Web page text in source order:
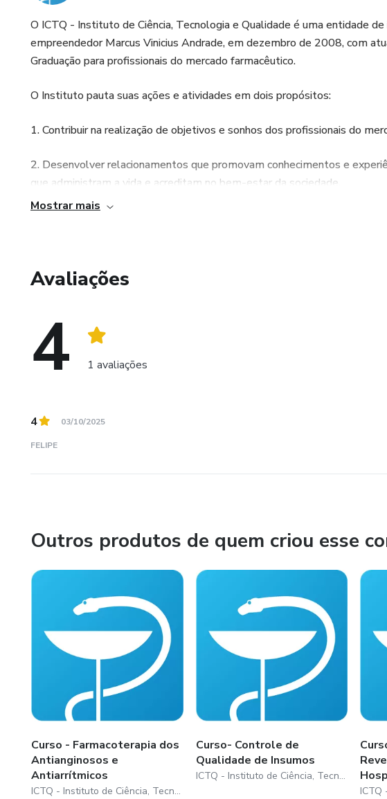
O ICTQ - Instituto de Ciência, Tecnologia e Qualidade é uma entidade
empreendedor Marcus Vinicius Andrade, em dezembro de 2008, com
Graduação para profissionais do mercado farmacêutico.
O Instituto pauta suas ações e atividades em dois propósitos:
1. Contribuir na realização de objetivos e sonhos dos profissionais do
2. Desenvolver relacionamentos que promovam conhecimentos e
que administram a vida e acreditam no bem-estar da sociedade.
Mostrar mais
Avaliações
4 1 avaliações
4 03/10/2025
FELIPE
Outros produtos de quem criou esse
Curso - Farmacoterapia dos
Antianginosos e
Antiarrítmicos
ICTQ - Instituto de Ciência, Tecnologia e Qualidade
Curso- Controle de
Qualidade de Insumos
ICTQ - Instituto de Ciência, Tecnologia e Qualidade